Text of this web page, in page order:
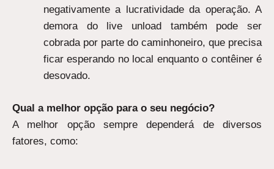
negativamente a lucratividade da operação. A
demora do live unload também pode ser
cobrada por parte do caminhoneiro, que precisa
ficar esperando no local enquanto o contêiner é
desovado.
Qual a melhor opção para o seu negócio?
A melhor opção sempre dependerá de diversos
fatores, como: